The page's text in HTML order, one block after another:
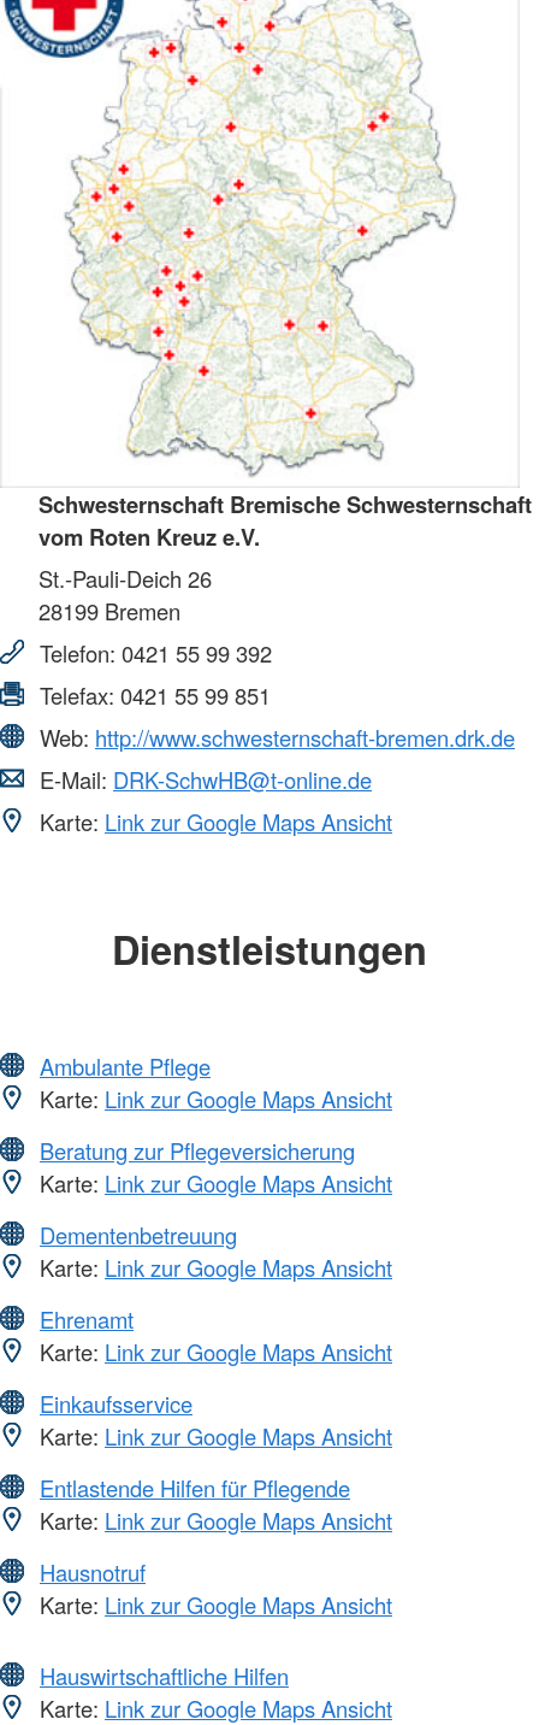
Schwesternschaft Bremische Schwesternschaft
vom Roten Kreuz e.V.
St.-Pauli-Deich 26
28199 Bremen
Telefon: 0421 55 99 392
Telefax: 0421 55 99 851
Web: http://www.schwesternschaft-bremen.drk.de
E-Mail: DRK-SchwHB@t-online.de
Karte: Link zur Google Maps Ansicht
Dienstleistungen
Ambulante Pflege
Karte: Link zur Google Maps Ansicht
Beratung zur Pflegeversicherung
Karte: Link zur Google Maps Ansicht
Dementenbetreuung
Karte: Link zur Google Maps Ansicht
Ehrenamt
Karte: Link zur Google Maps Ansicht
Einkaufsservice
Karte: Link zur Google Maps Ansicht
Entlastende Hilfen für Pflegende
Karte: Link zur Google Maps Ansicht
Hausnotruf
Karte: Link zur Google Maps Ansicht
Hauswirtschaftliche Hilfen
Karte: Link zur Google Maps Ansicht